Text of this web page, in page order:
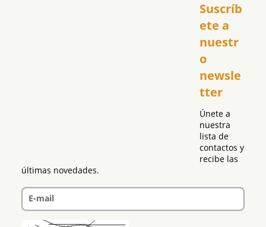
Suscríb
ete a
nuestr
o
newsle
tter
Únete a
nuestra
lista de
contactos y
recibe las
últimas novedades.
E-mail